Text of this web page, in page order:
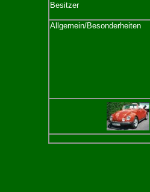
Besitzer
Allgemein/Besonderheiten